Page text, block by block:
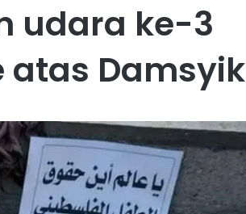
udara ke-3
Damsyik